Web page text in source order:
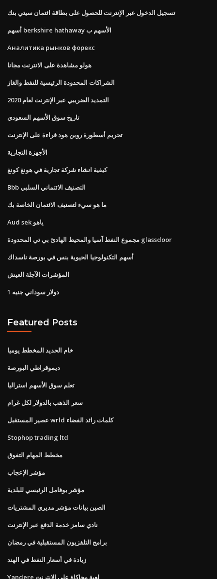
تسجيل الدخول عبر الإنترنت للحصول على بطاقة ائتمان سيتي بنك
أسهم berkshire hathaway الأسهم ب
Аналитика рынков форекс
هولو مشاهدة على الانترنت مجانا
الشراكات المحدودة الرئيسية للنفط والغاز
التمديد الضريبي عبر الإنترنت لعام 2020
تاريخ سوق الأسهم السعودي
تحريم أسطورة روبن هود قراءة على الإنترنت
الأجهزة التجارية
كيفية انشاء شركة تجارية في هونغ كونغ
Bbb التصنيف الائتماني السلبي
ما هو سيء لتصنيف الائتمان الخاصة بك
Aud sek ياهو
مجموع النفط آسيا والمحيط الهادئ بي تي المحدودة glassdoor
أسهم التكنولوجيا الحيوية بنس في بورصة ناسداك
المؤشرات الآجلة العيش
1 دولار سوداني جنيه
Featured Posts
خام الحديد المخطط يوميا
ديموقراطي البورصة
تعلم سوق الأسهم استراليا
سعر الذهب بالدولار لكل غرام
عصير المستقبل wrld كلمات رائد الفضاء
Stophop trading ltd
مخطط المهام التفوق
مؤشر الإعجاب
مؤشر بوفامل الرئيسي للبلدية
الصين بيانات مؤشر مديري المشتريات
نادي سامز خدمة الدفع عبر الإنترنت
برامج التلفزيون المستقبلية في رمضان
زيادة في أسعار النفط في الهند
Yandere لعبة محاكاة على الانترنت